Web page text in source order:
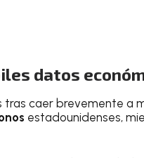
datos
tras caer brevemente a
estadounidenses,